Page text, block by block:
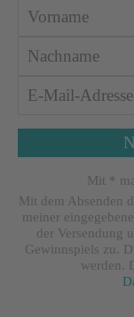
Mit *
Mit dem Absenden
meiner
der Versendung
Gewinnspiels zu.
werden.